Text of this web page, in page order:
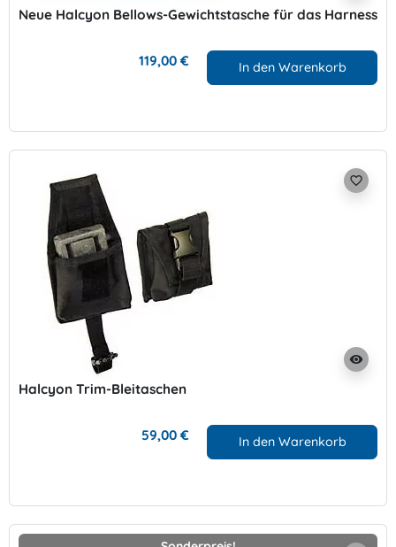
Neue Halcyon Bellows-Gewichtstasche für das Harness
119,00 € In den Warenkorb
visibility
favorite_border
Halcyon Trim-Bleitaschen
59,00 € In den Warenkorb